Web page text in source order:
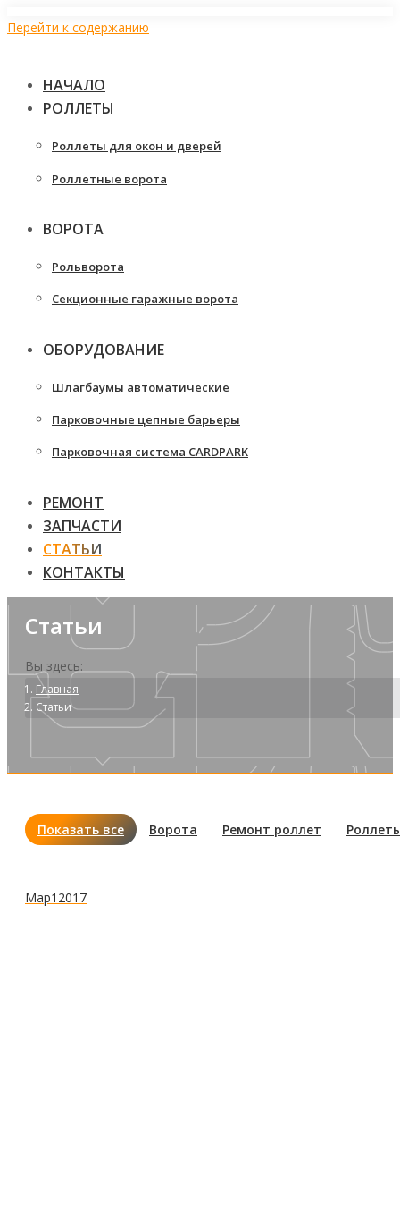
Перейти к содержанию
НАЧАЛО
РОЛЛЕТЫ
Роллеты для окон и дверей
Роллетные ворота
ВОРОТА
Рольворота
Секционные гаражные ворота
ОБОРУДОВАНИЕ
Шлагбаумы автоматические
Парковочные цепные барьеры
Парковочная система CARDPARK
РЕМОНТ
ЗАПЧАСТИ
СТАТЬИ
КОНТАКТЫ
Статьи
Вы здесь:
Главная
Статьи
Показать все Ворота Ремонт роллет
Мар1 2017